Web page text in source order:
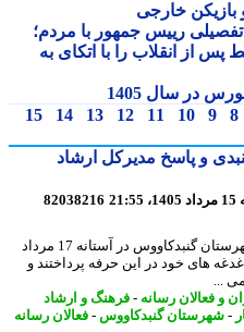
خارجی
رییس جمهور با مردم؛
انقلاب را با اتکای به
سال 1405
9
10
11
12
13
14
15
و پاسخ مدیرکل ارشاد
82038216
جمعی از خبرنگاران و فعالان رسانه ای شهرستان گنبدکاووس در آستانه 17 مرداد
های خود در این حرفه پرداختند و
رسانه-فرهنگ و ارشاد
گنبدکاووس-فعالان رسانه